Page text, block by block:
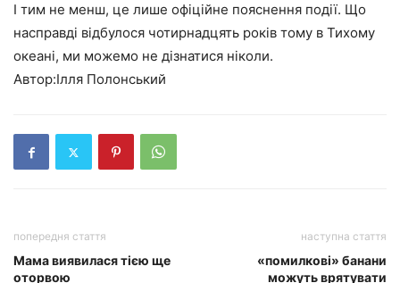
І тим не менш, це лише офіційне пояснення події. Що
насправді відбулося чотирнадцять років тому в Тихому
океані, ми можемо не дізнатися ніколи.
Автор:Ілля Полонський
попередня стаття
Мама виявилася тією ще
оторвою
наступна стаття
«помилкові» банани
можуть врятувати